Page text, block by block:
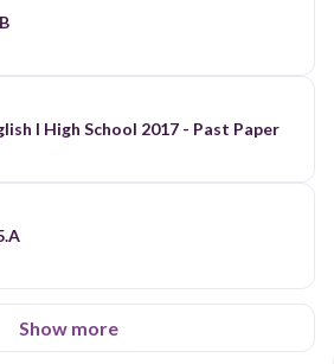
I High School 2017 - Past Paper
Show more